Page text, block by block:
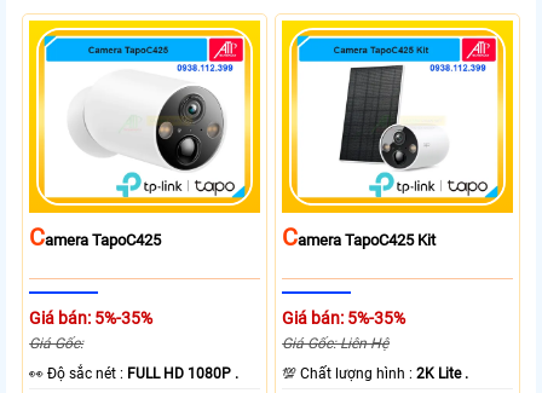
CAmera TapoC425
Giá bán: 5%-35%
Giá Gốc:
️👀 Độ sắc nét : FULL HD 1080P .
CAmera TapoC425 Kit
Giá bán: 5%-35%
Giá Gốc: Liên Hệ
💯 Chất lượng hình :2K Lite .